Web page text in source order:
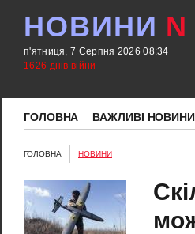
НОВИНИ N
п'ятниця, 7 Серпня 2026 08:34
1626 днів війни
ГОЛОВНА ВАЖЛИВІ НОВИНИ
ГОЛОВНА НОВИНИ